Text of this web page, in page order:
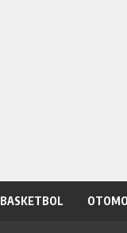
BASKETBOL